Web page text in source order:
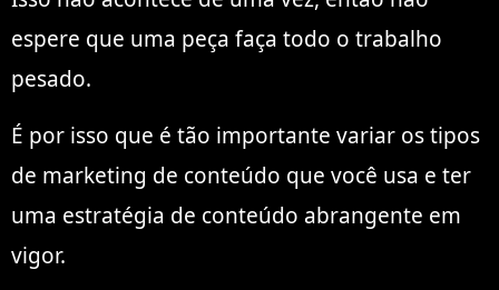
espere que uma peça faça todo o trabalho
pesado.
É por isso que é tão importante variar os tipos
de marketing de conteúdo que você usa e ter
uma estratégia de conteúdo abrangente em
vigor.